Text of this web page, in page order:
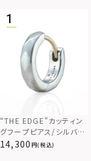
“THE EDGE”カッティン
グフープピアス/シルバー
925
14,300 (税込)